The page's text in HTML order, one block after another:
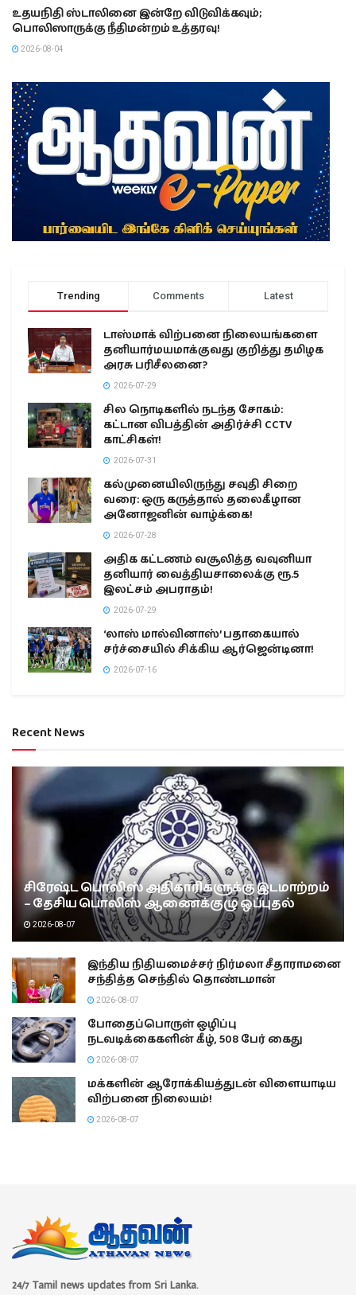
உதயநிதி ஸ்டாலினை இன்றே விடுவிக்கவும்;
பொலிஸாருக்கு நீதிமன்றம் உத்தரவு!
2026-08-04
Trending Comments Latest
டாஸ்மாக் விற்பனை நிலையங்களை
தனியார்மயமாக்குவது குறித்து தமிழக
அரசு பரிசீலனை?
2026-07-29
சில நொடிகளில் நடந்த சோகம்:
கட்டான விபத்தின் அதிர்ச்சி CCTV
காட்சிகள்!
2026-07-31
கல்முனையிலிருந்து சவுதி சிறை
வரை: ஒரு கருத்தால் தலைகீழான
அனோஜனின் வாழ்க்கை!
2026-07-28
அதிக கட்டணம் வசூலித்த வவுனியா
தனியார் வைத்தியசாலைக்கு ரூ.5
இலட்சம் அபராதம்!
2026-07-29
‘லாஸ் மால்வினாஸ்’ பதாகையால்
சர்ச்சையில் சிக்கிய ஆர்ஜென்டினா!
2026-07-16
Recent News
சிரேஷ்ட பொலிஸ் அதிகாரிகளுக்கு இடமாற்றம்
– தேசிய பொலிஸ் ஆணைக்குழு ஒப்புதல்
2026-08-07
இந்திய நிதியமைச்சர் நிர்மலா சீதாராமனை
சந்தித்த செந்தில் தொண்டமான்
2026-08-07
போதைப்பொருள் ஒழிப்பு
நடவடிக்கைகளின் கீழ், 508 பேர் கைது
2026-08-07
மக்களின் ஆரோக்கியத்துடன் விளையாடிய
விற்பனை நிலையம்!
2026-08-07
24/7 Tamil news updates from Sri Lanka.